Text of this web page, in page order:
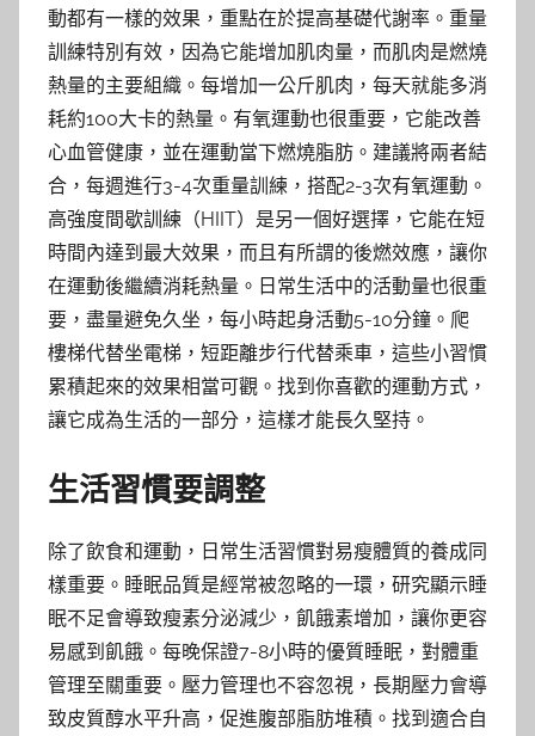
動都有一樣的效果，重點在於提高基礎代謝率。重量
訓練特別有效，因為它能增加肌肉量，而肌肉是燃燒
熱量的主要組織。每增加一公斤肌肉，每天就能多消
耗約100大卡的熱量。有氧運動也很重要，它能改善
心血管健康，並在運動當下燃燒脂肪。建議將兩者結
合，每週進行3-4次重量訓練，搭配2-3次有氧運動。
高強度間歇訓練（HIIT）是另一個好選擇，它能在短
時間內達到最大效果，而且有所謂的後燃效應，讓你
在運動後繼續消耗熱量。日常生活中的活動量也很重
要，盡量避免久坐，每小時起身活動5-10分鐘。爬
樓梯代替坐電梯，短距離步行代替乘車，這些小習慣
累積起來的效果相當可觀。找到你喜歡的運動方式，
讓它成為生活的一部分，這樣才能長久堅持。
生活習慣要調整
除了飲食和運動，日常生活習慣對易瘦體質的養成同
樣重要。睡眠品質是經常被忽略的一環，研究顯示睡
眠不足會導致瘦素分泌減少，飢餓素增加，讓你更容
易感到飢餓。每晚保證7-8小時的優質睡眠，對體重
管理至關重要。壓力管理也不容忽視，長期壓力會導
致皮質醇水平升高，促進腹部脂肪堆積。找到適合自